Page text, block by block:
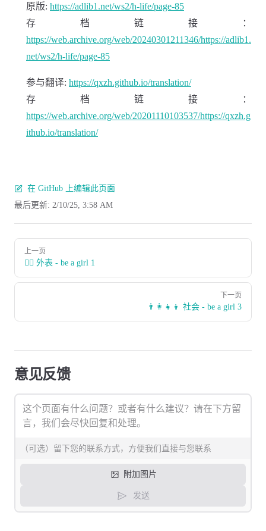
原版: https://adlib1.net/ws2/h-life/page-85
存档链接：
https://web.archive.org/web/20240301211346/https://adlib1.
net/ws2/h-life/page-85
参与翻译: https://qxzh.github.io/translation/
存档链接：
https://web.archive.org/web/20201110103537/https://qxzh.g
ithub.io/translation/
在 GitHub 上编辑此页面
最后更新: 2/10/25, 3:58 AM
Pager
上一页
💆‍♀️ 外表 - be a girl 1
下一页
👨‍👩‍👧‍👦 社会 - be a girl 3
意见反馈
附加图片
发送